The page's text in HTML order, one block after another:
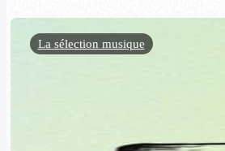
La sélection musique